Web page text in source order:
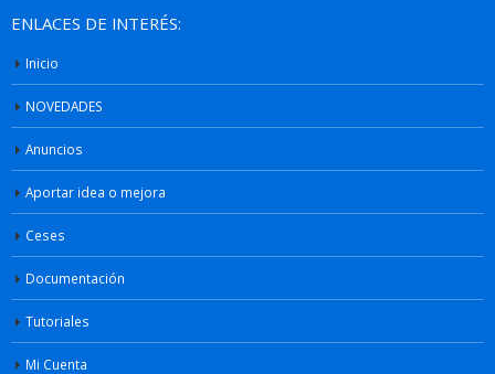
ENLACES DE INTERÉS:
Inicio
NOVEDADES
Anuncios
Aportar idea o mejora
Ceses
Documentación
Tutoriales
Mi Cuenta